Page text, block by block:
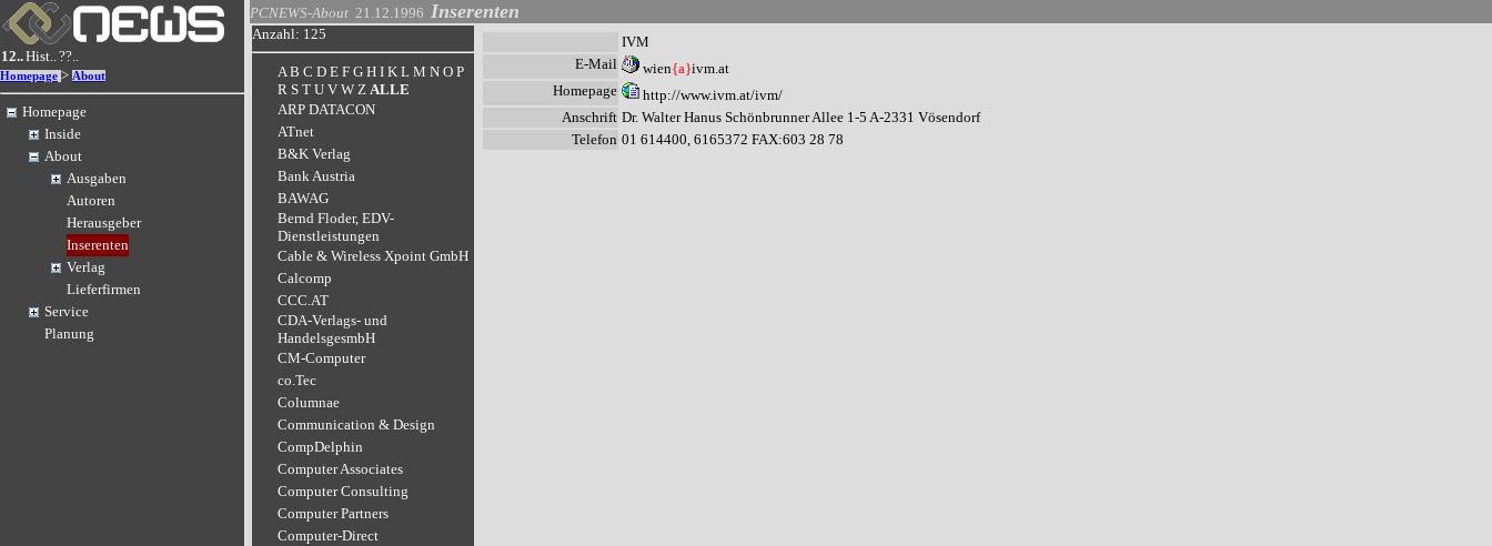
12..Hist..??..
Homepage > About
Homepage
Inside
About
Ausgaben
Autoren
Herausgeber
Inserenten
Verlag
Lieferfirmen
Service
Planung
PCNEWS-About 21.12.1996 Inserenten
Anzahl: 125
A B C D E F G H I K L M N O P
R S T U V W Z ALLE
ARP DATACON
ATnet
B&K Verlag
Bank Austria
BAWAG
Bernd Floder, EDV-
Dienstleistungen
Cable & Wireless Xpoint GmbH
Calcomp
CCC.AT
CDA-Verlags- und
HandelsgesmbH
CM-Computer
co.Tec
Columnae
Communication & Design
CompDelphin
Computer Associates
Computer Consulting
Computer Partners
Computer-Direct
IVM
E-Mail
wien{a}ivm.at
Homepage
http://www.ivm.at/ivm/
Anschrift Dr. Walter Hanus Schönbrunner Allee 1-5 A-2331 Vösendorf
Telefon 01 614400, 6165372 FAX:603 28 78